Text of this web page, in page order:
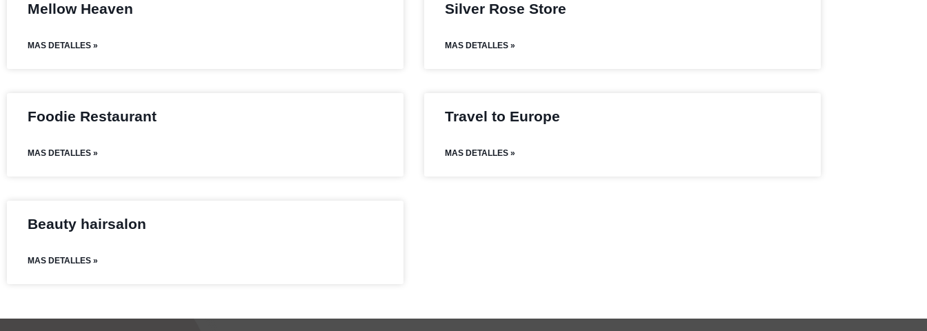
Mellow Heaven
MAS DETALLES »
Silver Rose Store
MAS DETALLES »
Foodie Restaurant
MAS DETALLES »
Travel to Europe
MAS DETALLES »
Beauty hairsalon
MAS DETALLES »